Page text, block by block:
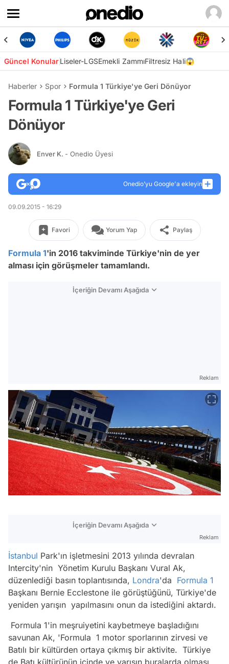
Güncel KonularLiseler-LGSEmekli ZammıFiltresiz Hali😱
Haberler Spor Formula 1 Türkiye'ye Geri Dönüyor
Formula 1 Türkiye'ye Geri
Dönüyor
Enver K. - Onedio Üyesi
Onedio’yu Google'a ekleyin
09.09.2015 - 16:29
Favori Yorum Yap Paylaş
Formula 1'in 2016 takviminde Türkiye'nin de yer
alması için görüşmeler tamamlandı.
İçeriğin Devamı Aşağıda
Reklam
İçeriğin Devamı Aşağıda
Reklam
İstanbul Park'ın işletmesini 2013 yılında devralan
Intercity'nin Yönetim Kurulu Başkanı Vural Ak,
düzenlediği basın toplantısında, Londra'da Formula 1
Başkanı Bernie Ecclestone ile görüştüğünü, Türkiye'de
yeniden yarışın yapılmasını onun da istediğini aktardı.
Formula 1'in meşruiyetini kaybetmeye başladığını
savunan Ak, 'Formula 1 motor sporlarının zirvesi ve
Batılı bir kültürden ortaya çıkmış bir aktivite. Türkiye
de Batı kültürünün içinde ve yarışın buralarda olması